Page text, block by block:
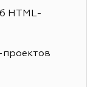
HTML-
проектов